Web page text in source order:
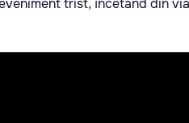
trist, încetând din